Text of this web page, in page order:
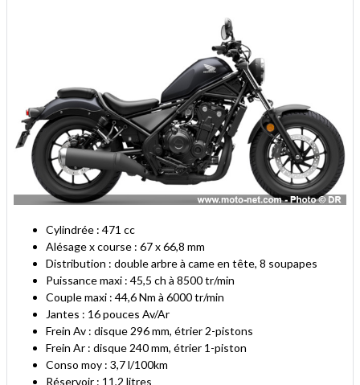
Cylindrée : 471 cc
Alésage x course : 67 x 66,8 mm
Distribution : double arbre à came en tête, 8 soupapes
Puissance maxi : 45,5 ch à 8500 tr/min
Couple maxi : 44,6 Nm à 6000 tr/min
Jantes : 16 pouces Av/Ar
Frein Av : disque 296 mm, étrier 2-pistons
Frein Ar : disque 240 mm, étrier 1-piston
Conso moy : 3,7 l/100km
Réservoir : 11,2 litres